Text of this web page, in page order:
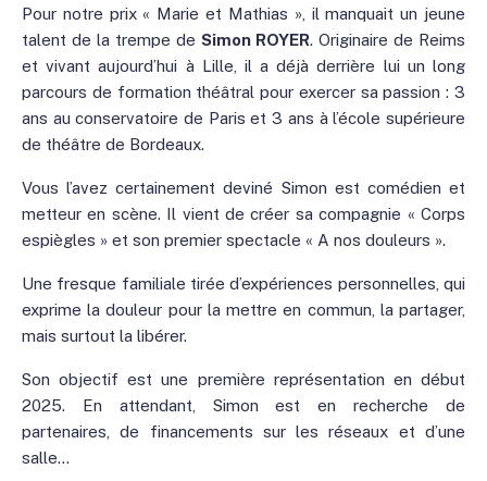
Pour notre prix « Marie et Mathias », il manquait un jeune
talent de la trempe de Simon ROYER. Originaire de Reims
et vivant aujourd’hui à Lille, il a déjà derrière lui un long
parcours de formation théâtral pour exercer sa passion : 3
ans au conservatoire de Paris et 3 ans à l’école supérieure
de théâtre de Bordeaux.
Vous l’avez certainement deviné Simon est comédien et
metteur en scène. Il vient de créer sa compagnie « Corps
espiègles » et son premier spectacle « A nos douleurs ».
Une fresque familiale tirée d’expériences personnelles, qui
exprime la douleur pour la mettre en commun, la partager,
mais surtout la libérer.
Son objectif est une première représentation en début
2025. En attendant, Simon est en recherche de
partenaires, de financements sur les réseaux et d’une
salle…